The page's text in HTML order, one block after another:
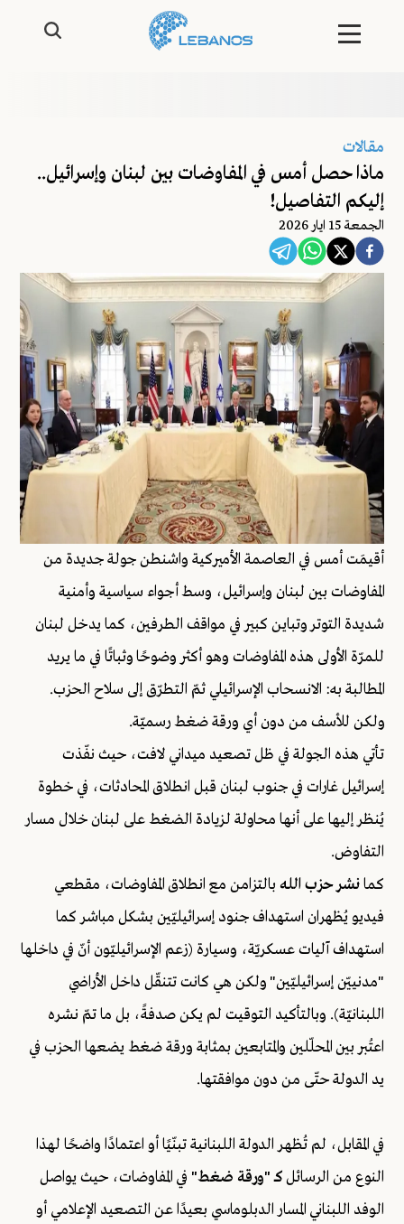
مقالات
ماذا حصل أمس في المفاوضات بين لبنان وإسرائيل..
إليكم التفاصيل!
الجمعة 15 ايار 2026
أقيمَت أمس في العاصمة الأميركية واشنطن جولة جديدة من
المفاوضات بين لبنان وإسرائيل، وسط أجواء سياسية وأمنية
شديدة التوتر وتباين كبير في مواقف الطرفين، كما يدخل لبنان
للمرّة الأولى هذه المفاوضات وهو أكثر وضوحًا وثباتًا في ما يريد
المطالبة به: الانسحاب الإسرائيلي ثمّ التطرّق إلى سلاح الحزب.
ولكن للأسف من دون أي ورقة ضغط رسميّة.
تأتي هذه الجولة في ظل تصعيد ميداني لافت، حيث نفّذت
إسرائيل غارات في جنوب لبنان قبل انطلاق المحادثات، في خطوة
يُنظر إليها على أنها محاولة لزيادة الضغط على لبنان خلال مسار
التفاوض.
كمانشر حزب الله بالتزامن مع انطلاق المفاوضات، مقطعي
فيديو يُظهران استهداف جنود إسرائيليّين بشكل مباشر كما
استهداف آليات عسكريّة، وسيارة (زعم الإسرائيليّون أنّ في داخلها
"مدنييّن إسرائيليّين" ولكن هي كانت تتنقّل داخل الأراضي
اللبنانيّة). وبالتأكيد التوقيت لم يكن صدفةً، بل ما تمّ نشره
اعتُبر بين المحلّلين والمتابعين بمثابة ورقة ضغط يضعها الحزب في
يد الدولة حتّى من دون موافقتها.
في المقابل، لم تُظهر الدولة اللبنانية تبنّيًا أو اعتمادًا واضحًا لهذا
النوع من الرسائلكـ "ورقة ضغط" في المفاوضات، حيث يواصل
الوفد اللبناني المسار الدبلوماسي بعيدًا عن التصعيد الإعلامي أو